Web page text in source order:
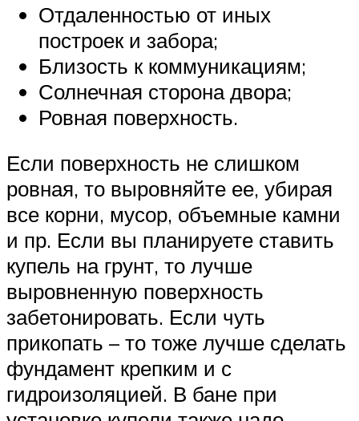
Отдаленностью от иных
построек и забора;
Близость к коммуникациям;
Солнечная сторона двора;
Ровная поверхность.
Если поверхность не слишком
ровная, то выровняйте ее, убирая
все корни, мусор, объемные камни
и пр. Если вы планируете ставить
купель на грунт, то лучше
выровненную поверхность
забетонировать. Если чуть
прикопать – то тоже лучше сделать
фундамент крепким и с
гидроизоляцией. В бане при